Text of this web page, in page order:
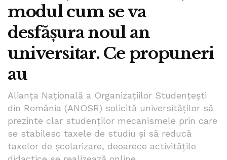
modul cum se va
desfășura noul an
universitar. Ce propuneri
au
Alianța Națională a Organizațiilor Studențești
din România (ANOSR) solicită universităților să
prezinte clar studenților mecanismele prin care
se stabilesc taxele de studiu și să reducă
taxelor de școlarizare, deoarece activitățile